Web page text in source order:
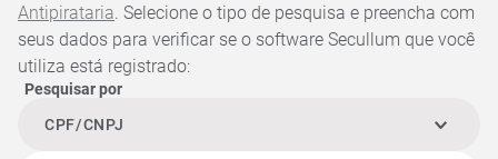
Antipirataria. Selecione o tipo de pesquisa e preencha com
seus dados para verificar se o software Secullum que você
utiliza está registrado:
Pesquisar por
CPF/CNPJ